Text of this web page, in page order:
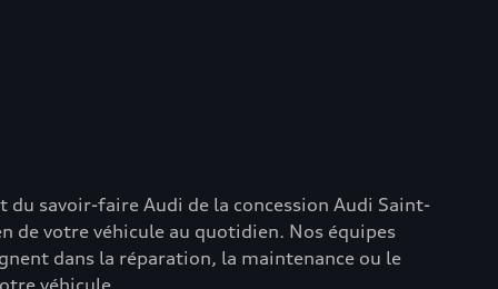
du savoir-faire Audi de la concession Audi Saint-
de votre véhicule au quotidien. Nos équipes
dans la réparation, la maintenance ou le
véhicule.